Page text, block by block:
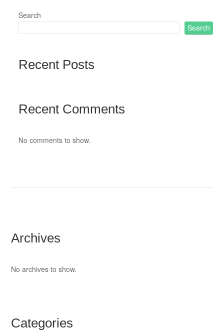
Search
Search
Recent Posts
Recent Comments
No comments to show.
Archives
No archives to show.
Categories